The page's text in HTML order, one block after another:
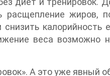
расщепление жиров,
калорийность
веса возможно
А это уже явный